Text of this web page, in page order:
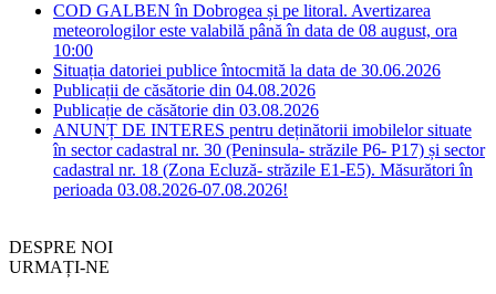
COD GALBEN în Dobrogea și pe litoral. Avertizarea
meteorologilor este valabilă până în data de 08 august, ora
10:00
Situația datoriei publice întocmită la data de 30.06.2026
Publicații de căsătorie din 04.08.2026
Publicație de căsătorie din 03.08.2026
ANUNȚ DE INTERES pentru deținătorii imobilelor situate
în sector cadastral nr. 30 (Peninsula- străzile P6- P17) și sector
cadastral nr. 18 (Zona Ecluză- străzile E1-E5). Măsurători în
perioada 03.08.2026-07.08.2026!
DESPRE NOI
URMAȚI-NE